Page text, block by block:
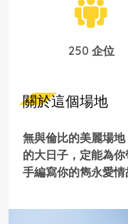
250 企位
關於這個場地
無與倫比的美麗場
的大日子，定能為
手編寫你的雋永愛情